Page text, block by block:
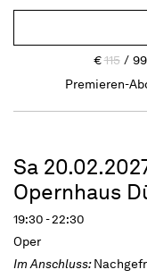
€115 99
Premieren-
Sa
Opernhaus
19:30 - 22:30
Oper
Im Anschluss: